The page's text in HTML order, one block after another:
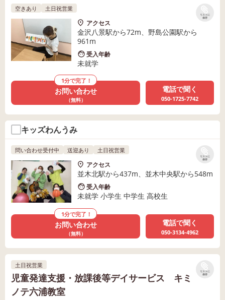
リストに
保存
空きあり 土日祝営業
アクセス
金沢八景駅から72m、野島公園駅から
961m
受入年齢
未就学
1分で完了！
お問い合わせ
（無料）
電話で聞く
050-1725-7742
キッズわんうみ
リストに
保存
問い合わせ受付中 送迎あり 土日祝営業
アクセス
並木北駅から437m、並木中央駅から548m
受入年齢
未就学 小学生 中学生 高校生
1分で完了！
お問い合わせ
（無料）
電話で聞く
050-3134-4962
リストに
保存
土日祝営業
児童発達支援・放課後等デイサービス キミ
ノテ六浦教室